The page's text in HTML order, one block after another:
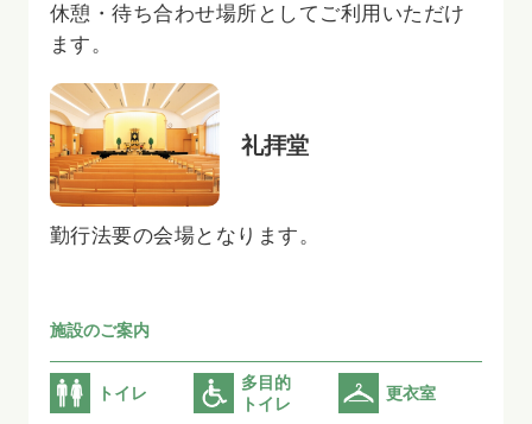
休憩・待ち合わせ場所としてご利用いただけ
ます。
礼拝堂
勤行法要の会場となります。
施設のご案内
トイレ
多目的
トイレ
更衣室